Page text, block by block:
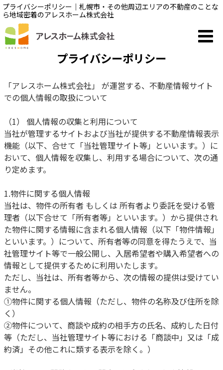
プライバシーポリシー｜札幌市・その他周辺エリアの不動産のことな
ら地域密着のアレスホーム株式会社
プライバシーポリシー
「アレスホーム株式会社」 が運営する、不動産情報サイト
での個人情報の取扱について
（1） 個人情報の収集と利用について
当社が管理するサイトおよび当社が提供する不動産情報表示
機能（以下、合せて「当社管理サイト等」といいます。）に
おいて、個人情報を収集し、利用する場合について、次の通
り定めます。
1.物件に関する個人情報
当社は、物件の所有者 もしくは 所有者より委託を受ける管
理者（以下合せて「所有者等」といいます。）から提供され
た物件に関する情報に含まれる個人情報（以下「物件情報」
といいます。）について、所有者等の同意を得たうえで、当
社管理サイト等で一般公開し、入居希望者や購入希望者への
情報として提供するために利用いたします。
ただし、当社は、所有者等から、次の情報の提供は受けてい
ません。
①物件に関する個人情報（ただし、物件の名称及び住所を除
く）
②物件について、商談や成約の相手方の氏名、成約した日付
等（ただし、当社管理サイト等における「商談中」又は「成
約済」その他これに類する表示を除く。）